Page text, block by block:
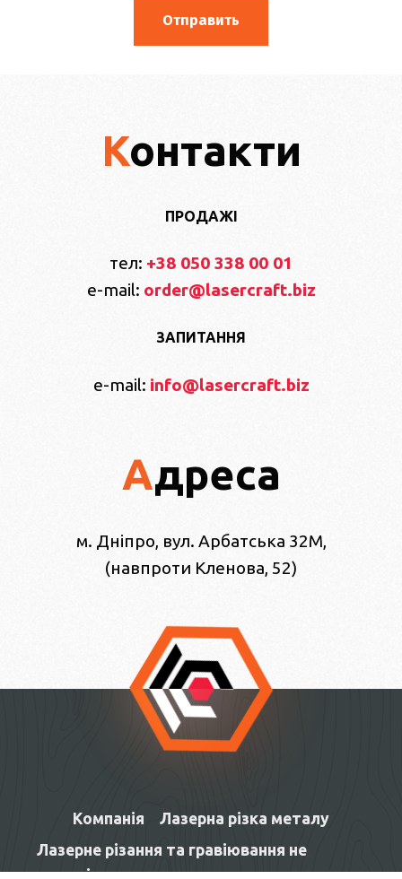
Контакти
ПРОДАЖІ
тел: +38 050 338 00 01
e-mail: order@lasercraft.biz
ЗАПИТАННЯ
e-mail: info@lasercraft.biz
Адреса
м. Дніпро, вул. Арбатська 32М,
(навпроти Кленова, 52)
Компанія
Лазерна різка металу
Лазерне різання та гравіювання не
металів